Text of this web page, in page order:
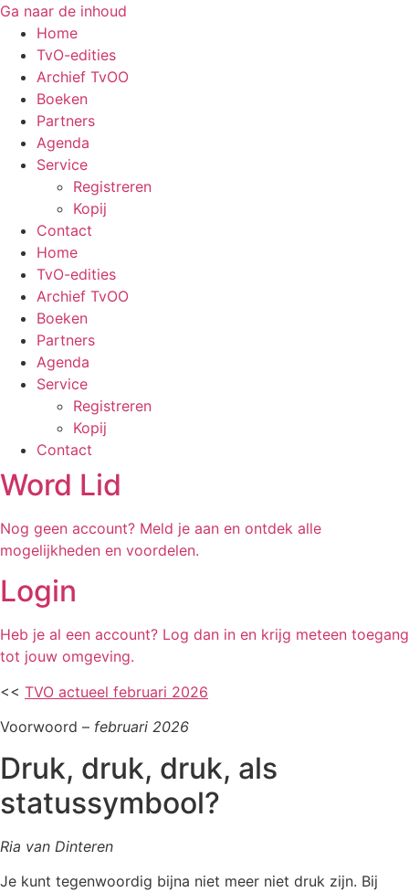
Ga naar de inhoud
Home
TvO-edities
Archief TvOO
Boeken
Partners
Agenda
Service
Registreren
Kopij
Contact
Home
TvO-edities
Archief TvOO
Boeken
Partners
Agenda
Service
Registreren
Kopij
Contact
Word Lid
Nog geen account? Meld je aan en ontdek alle
mogelijkheden en voordelen.
Login
Heb je al een account? Log dan in en krijg meteen toegang
tot jouw omgeving.
<< TVO actueel februari 2026
Voorwoord – februari 2026
Druk, druk, druk, als
statussymbool?
Ria van Dinteren
Je kunt tegenwoordig bijna niet meer niet druk zijn. Bij